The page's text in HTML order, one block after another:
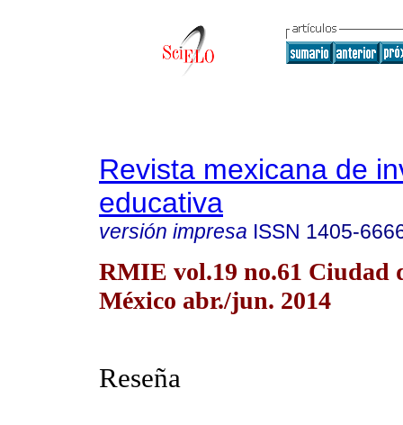
Revista mexicana de
educativa
versión impresa ISSN 1405-
RMIE vol.19 no.61 Ciudad
México abr./jun. 2014
Reseña